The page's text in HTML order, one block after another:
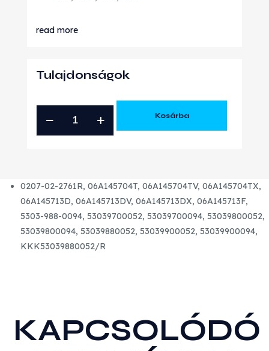
read more
Tulajdonságok
GYÁRI
ÚJ
TURBÓ
mennyiség
Kosárba
0207-02-2761R, 06A145704T, 06A145704TV, 06A145704TX,
06A145713D, 06A145713DV, 06A145713DX, 06A145713F,
5303-988-0094, 53039700052, 53039700094, 53039800052,
53039800094, 53039880052, 53039900052, 53039900094,
KKK53039880052/R
KAPCSOLÓDÓ